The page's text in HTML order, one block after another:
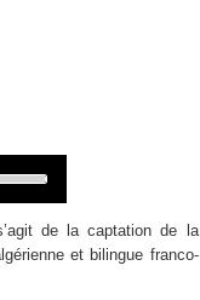
Down
de la captation de la